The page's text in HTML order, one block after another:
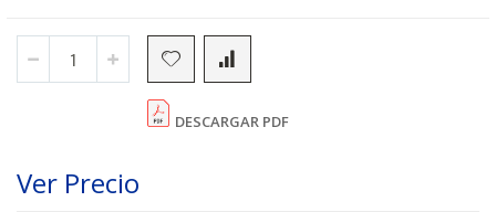
DESCARGAR PDF
Ver Precio